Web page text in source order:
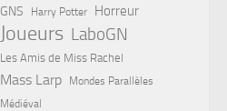
GNS Harry Potter Horreur
Joueurs LaboGN
Les Amis de Miss Rachel
Mass Larp
Mondes Parallèles
Médiéval